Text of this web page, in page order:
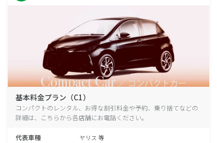
基本料金プラン（C1）
コンパクトのレンタル、お得な割引料金や予約、乗り捨てなどの
詳細は、こちらから各店舗にお電話ください。
代表車種 ヤリス 等